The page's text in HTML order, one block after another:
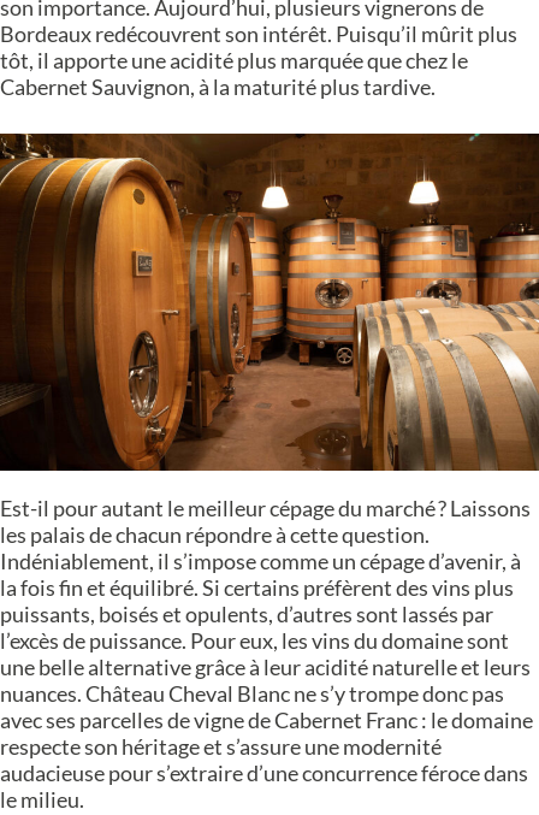
son importance. Aujourd’hui, plusieurs vignerons de
Bordeaux redécouvrent son intérêt. Puisqu’il mûrit plus
tôt, il apporte une acidité plus marquée que chez le
Cabernet Sauvignon, à la maturité plus tardive.
Est-il pour autant le meilleur cépage du marché ? Laissons
les palais de chacun répondre à cette question.
Indéniablement, il s’impose comme un cépage d’avenir, à
la fois fin et équilibré. Si certains préfèrent des vins plus
puissants, boisés et opulents, d’autres sont lassés par
l’excès de puissance. Pour eux, les vins du domaine sont
une belle alternative grâce à leur acidité naturelle et leurs
nuances. Château Cheval Blanc ne s’y trompe donc pas
avec ses parcelles de vigne de Cabernet Franc : le domaine
respecte son héritage et s’assure une modernité
audacieuse pour s’extraire d’une concurrence féroce dans
le milieu.